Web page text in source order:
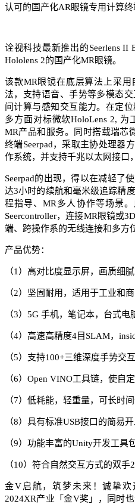
认可的国产化AR眼镜专用计算终
诠视科技最新推出的Seerlens II
Hololens 2的国产化MR眼镜。
该款MR眼镜在底层算法上采
法，支持语音、手势等多模态
间计算与感知交互能力。在定
多方面对标微软HoloLens 2,
MR产品和服务。同时搭载瑞芯
终端Seerpad，采取主协处理器
作系统，并支持千兆以太网接口
Seerpad的出现，得以在减轻了
达3小时的续航和毫米级追踪精
程指导、MR多人协作等场景
Seercontroller，连接MR眼镜或
端、跨操作系的无线连接和多方
产品优势：
（1）高对比度显示屏，画质细
（2）坚固耐用，适用于工业和
（3）5G 手机，笔记本，台式电
（4）高速高精度4目SLAM，
（5）支持100+三维深度手势交
（6）Open VINO工具链，使自
（7）低耗能，轻重量，可长时
（8）具有标准USB接口的简易
（9）功能丰富的Unity开发工具
（10）符合自然交互方式的双
金V启航，筑梦未来！诚挚
2024XR产业「金V奖」，同时